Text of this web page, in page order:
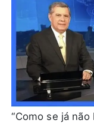
“Como se já